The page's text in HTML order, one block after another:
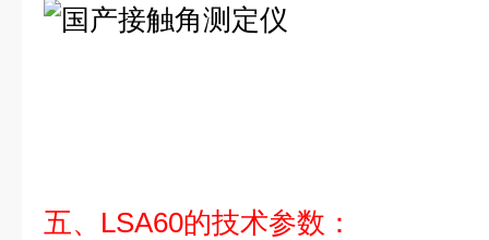
五、LSA60的技术参数：